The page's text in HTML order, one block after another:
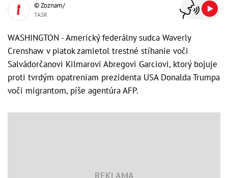
© Zoznam/
TASR
WASHINGTON - Americký federálny sudca Waverly
Crenshaw v piatok zamietol trestné stíhanie voči
Salvádorčanovi Kilmarovi Abregovi Garciovi, ktorý bojuje
proti tvrdým opatreniam prezidenta USA Donalda Trumpa
voči migrantom, píše agentúra AFP.